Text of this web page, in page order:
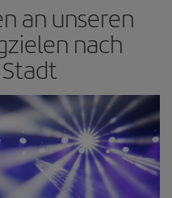
an unseren
nach